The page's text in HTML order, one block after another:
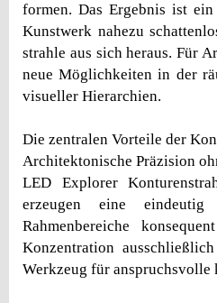
formen. Das Ergebnis ist
Kunstwerk nahezu
strahle aus sich heraus. Für
neue Möglichkeiten in der
visueller Hierarchien.
Die zentralen Vorteile der
Architektonische Präzision
LED Explorer
erzeugen eine
Rahmenbereiche
Konzentration
Werkzeug für anspruchsvolle